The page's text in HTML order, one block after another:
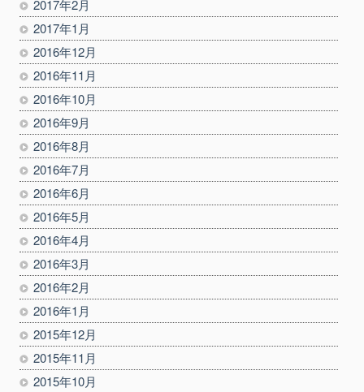
2017年2月
2017年1月
2016年12月
2016年11月
2016年10月
2016年9月
2016年8月
2016年7月
2016年6月
2016年5月
2016年4月
2016年3月
2016年2月
2016年1月
2015年12月
2015年11月
2015年10月